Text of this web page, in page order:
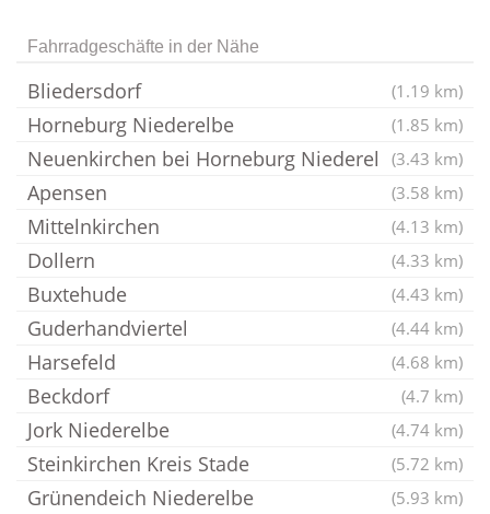
Fahrradgeschäfte in der Nähe
Bliedersdorf (1.19 km)
Horneburg Niederelbe (1.85 km)
Neuenkirchen bei Horneburg Niederel (3.43 km)
Apensen (3.58 km)
Mittelnkirchen (4.13 km)
Dollern (4.33 km)
Buxtehude (4.43 km)
Guderhandviertel (4.44 km)
Harsefeld (4.68 km)
Beckdorf (4.7 km)
Jork Niederelbe (4.74 km)
Steinkirchen Kreis Stade (5.72 km)
Grünendeich Niederelbe (5.93 km)